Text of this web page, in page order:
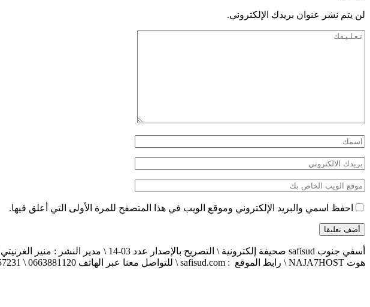
لن يتم نشر عنوان بريدك الإلكتروني.
احفظ اسمي والبريد الإلكتروني وموقع الويب في هذا المتصفح للمرة الأولى التي أعلق فيها.
هوت NAJA7HOST \ رابط الموقع : safisud.com \ للتواصل معنا عبر الهاتف 0663881120 \ 0524657231 \ البريد الإلكتروني : safisud2014@gmail.com